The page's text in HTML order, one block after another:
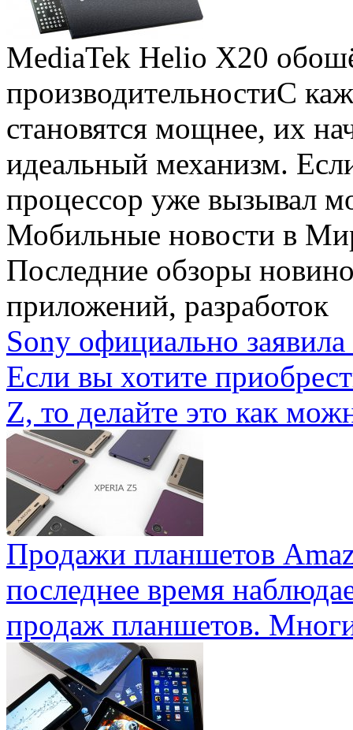
MediaTek Helio X20
производительностиС
становятся мощнее, их
идеальный механизм.
процессор уже вызывал
Мобильные новости в
Последние обзоры
приложений, разработок
Sony официально
Если вы хотите
Z, то делайте это как
Продажи планшетов
последнее время
продаж планшетов.